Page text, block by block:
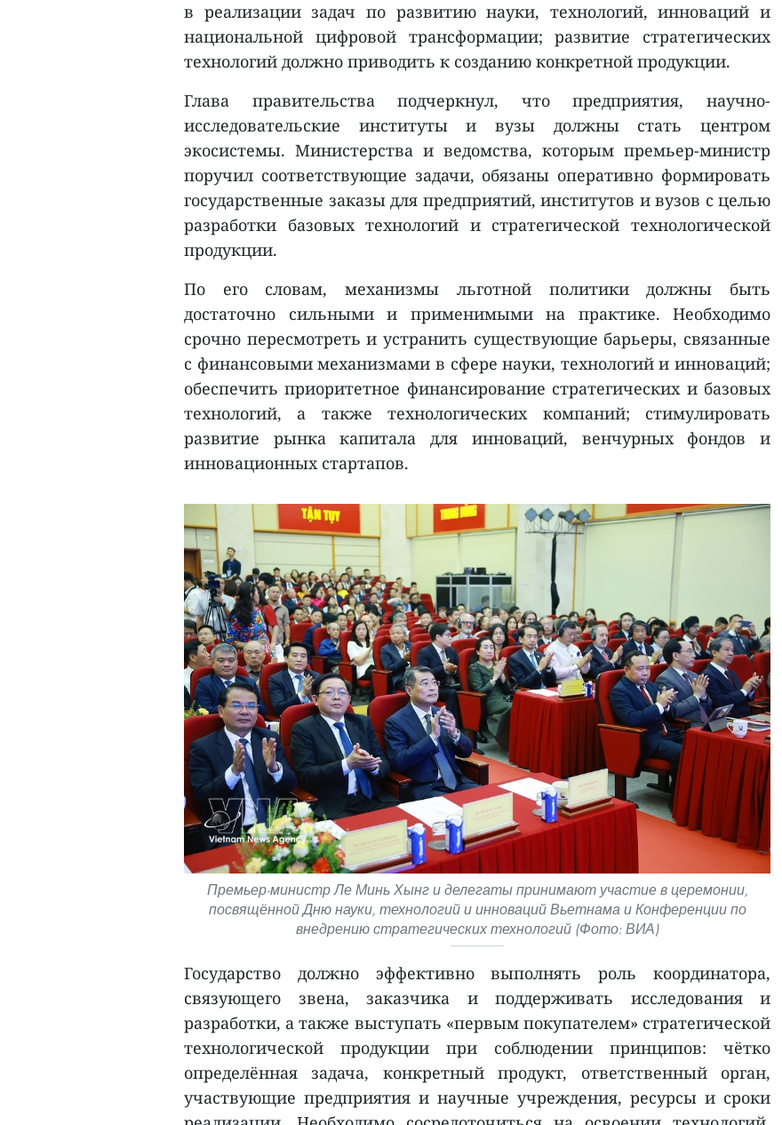
в реализации задач по развитию науки, технологий, инноваций и
национальной цифровой трансформации; развитие стратегических
технологий должно приводить к созданию конкретной продукции.
Глава правительства подчеркнул, что предприятия, научно-
исследовательские институты и вузы должны стать центром
экосистемы. Министерства и ведомства, которым премьер-министр
поручил соответствующие задачи, обязаны оперативно формировать
государственные заказы для предприятий, институтов и вузов с целью
разработки базовых технологий и стратегической технологической
продукции.
По его словам, механизмы льготной политики должны быть
достаточно сильными и применимыми на практике. Необходимо
срочно пересмотреть и устранить существующие барьеры, связанные
с финансовыми механизмами в сфере науки, технологий и инноваций;
обеспечить приоритетное финансирование стратегических и базовых
технологий, а также технологических компаний; стимулировать
развитие рынка капитала для инноваций, венчурных фондов и
инновационных стартапов.
Премьер-министр Ле Минь Хынг и делегаты принимают участие в церемонии,
посвящённой Дню науки, технологий и инноваций Вьетнама и Конференции по
внедрению стратегических технологий (Фото: ВИА)
Государство должно эффективно выполнять роль координатора,
связующего звена, заказчика и поддерживать исследования и
разработки, а также выступать «первым покупателем» стратегической
технологической продукции при соблюдении принципов: чётко
определённая задача, конкретный продукт, ответственный орган,
участвующие предприятия и научные учреждения, ресурсы и сроки